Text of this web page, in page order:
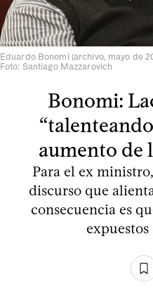
Eduardo Bonomi (archivo, mayo de
Foto: Santiago Mazzarovich
Bonomi:
aumento de
Para el ex
discurso que
consecuencia es
expuestos